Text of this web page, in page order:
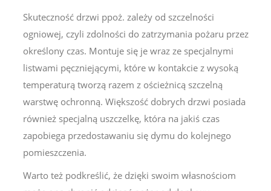
Skuteczność drzwi ppoż. zależy od szczelności
ogniowej, czyli zdolności do zatrzymania pożaru przez
określony czas. Montuje się je wraz ze specjalnymi
listwami pęczniejącymi, które w kontakcie z wysoką
temperaturą tworzą razem z ościeżnicą szczelną
warstwę ochronną. Większość dobrych drzwi posiada
również specjalną uszczelkę, która na jakiś czas
zapobiega przedostawaniu się dymu do kolejnego
pomieszczenia.
Warto też podkreślić, że dzięki swoim własnościom